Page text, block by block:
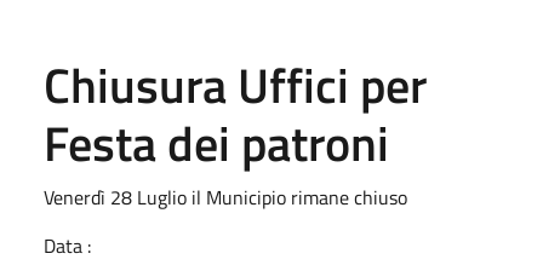
Chiusura Uffici per
Festa dei patroni
Venerdì 28 Luglio il Municipio rimane chiuso
Data :